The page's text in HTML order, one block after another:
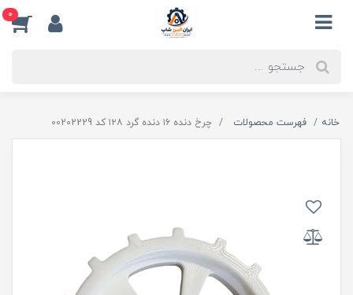
0
خانه فهرست محصولات چرخ دنده ۱۶ دنده گرد ۱۲۸ کد 00202229